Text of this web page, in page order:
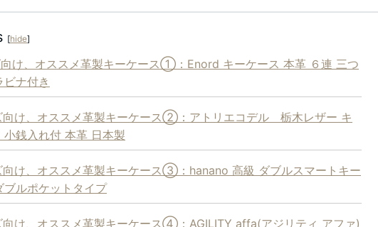
[hide]
向け、オススメ革製キーケース①：Enord キーケース 本革 ６連 三つ
ナ付き
向け、オススメ革製キーケース②：アトリエコデル 栃木レザー キ
小銭入れ付 本革 日本製
向け、オススメ革製キーケース③：hanano 高級 ダブルスマートキー
ブルポケットタイプ
向け、オススメ革製キーケース④：AGILITY affa(アジリティ アファ)